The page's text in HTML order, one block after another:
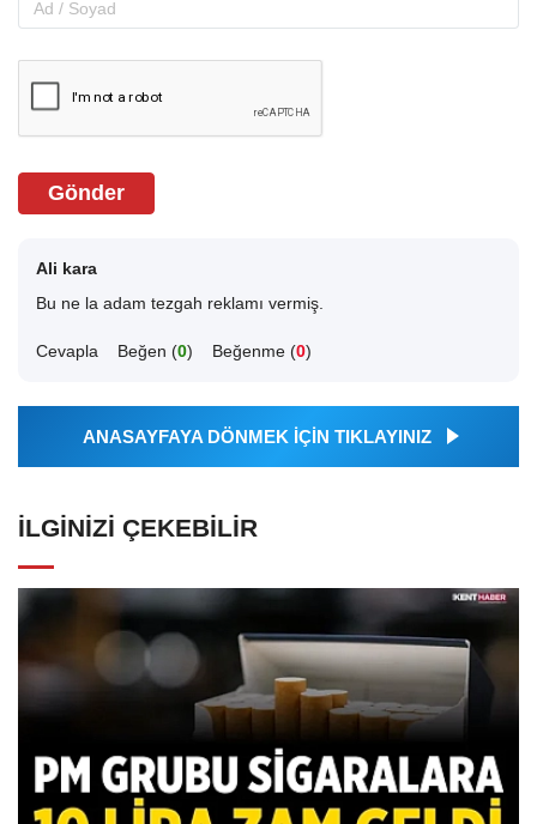
Gönder
Ali kara
Bu ne la adam tezgah reklamı vermiş.
Cevapla Beğen (0) Beğenme (0)
ANASAYFAYA DÖNMEK İÇİN TIKLAYINIZ
İLGINIZI ÇEKEBILIR